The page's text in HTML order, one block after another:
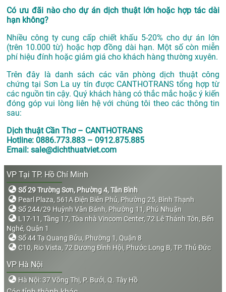
Có ưu đãi nào cho dự án dịch thuật lớn hoặc hợp tác dài
hạn không?
Nhiều công ty cung cấp chiết khấu 5-20% cho dự án lớn
(trên 10.000 từ) hoặc hợp đồng dài hạn. Một số còn miễn
phí hiệu đính hoặc giảm giá cho khách hàng thường xuyên.
Trên đây là danh sách các văn phòng dịch thuật công
chứng tại Sơn La uy tín được CANTHOTRANS tổng hợp từ
các nguồn tin cậy. Quý khách hàng có thắc mắc hoặc ý kiến
đóng góp vui lòng liên hệ với chúng tôi theo các thông tin
sau:
Dịch thuật Cần Thơ – CANTHOTRANS
Hotline: 0886.773.883 – 0912.875.885
Email: sale@dichthuatviet.com
VP Tại TP. Hồ Chí Minh
Số 29 Trường Sơn, Phường 4, Tân Bình
Pearl Plaza, 561A Điện Biên Phủ, Phường 25, Bình Thạnh
Số 244/29 Huỳnh Văn Bánh, Phường 11, Phú Nhuận
L17-11, Tầng 17, Tòa nhà Vincom Center, 72 Lê Thánh Tôn, Bến
Nghé, Quận 1
Số 44 Tạ Quang Bửu, Phường 1, Quận 8
C10, Rio Vista, 72 Dương Đình Hội, Phước Long B, TP. Thủ Đức
VP Hà Nội
Hà Nội: 37 Võng Thị, P. Bưởi, Q. Tây Hồ